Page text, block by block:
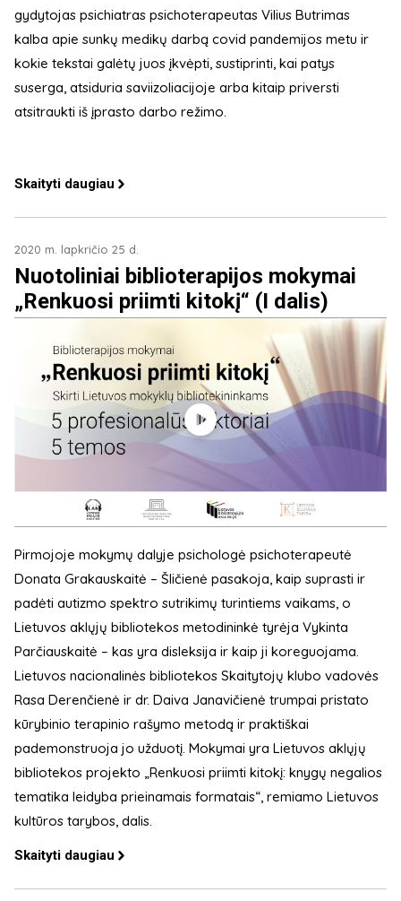
gydytojas psichiatras psichoterapeutas Vilius Butrimas
kalba apie sunkų medikų darbą covid pandemijos metu ir
kokie tekstai galėtų juos įkvėpti, sustiprinti, kai patys
suserga, atsiduria saviizoliacijoje arba kitaip priversti
atsitraukti iš įprasto darbo režimo.
Skaityti daugiau
2020 m. lapkričio 25 d.
Nuotoliniai biblioterapijos mokymai
„Renkuosi priimti kitokį“ (I dalis)
Pirmojoje mokymų dalyje psichologė psichoterapeutė
Donata Grakauskaitė – Šličienė pasakoja, kaip suprasti ir
padėti autizmo spektro sutrikimų turintiems vaikams, o
Lietuvos aklųjų bibliotekos metodininkė tyrėja Vykinta
Parčiauskaitė – kas yra disleksija ir kaip ji koreguojama.
Lietuvos nacionalinės bibliotekos Skaitytojų klubo vadovės
Rasa Derenčienė ir dr. Daiva Janavičienė trumpai pristato
kūrybinio terapinio rašymo metodą ir praktiškai
pademonstruoja jo užduotį. Mokymai yra Lietuvos aklųjų
bibliotekos projekto „Renkuosi priimti kitokį: knygų negalios
tematika leidyba prieinamais formatais“, remiamo Lietuvos
kultūros tarybos, dalis.
Skaityti daugiau